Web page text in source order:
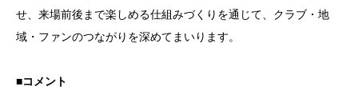
せ、来場前後まで楽しめる仕組みづくりを通じて、クラブ・地
域・ファンのつながりを深めてまいります。
■コメント